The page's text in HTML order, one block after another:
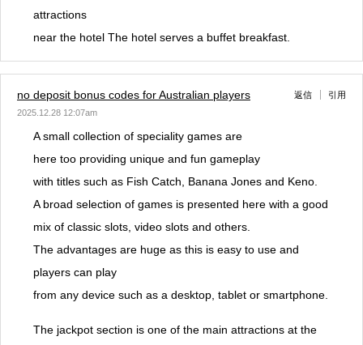
attractions
near the hotel The hotel serves a buffet breakfast.
no deposit bonus codes for Australian players
2025.12.28 12:07am
返信 引用
A small collection of speciality games are
here too providing unique and fun gameplay
with titles such as Fish Catch, Banana Jones and Keno.
A broad selection of games is presented here with a good
mix of classic slots, video slots and others.
The advantages are huge as this is easy to use and
players can play
from any device such as a desktop, tablet or smartphone.
The jackpot section is one of the main attractions at the